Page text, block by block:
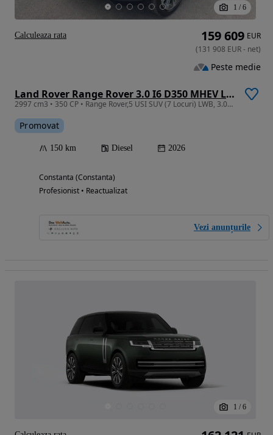
1 / 6
Land Rover Range Rover 3.0 I6 D350 MHEV LWB Autobiography
2997 cm3 • 350 CP • Range Rover,5 USI SUV (7 Locuri) LWB, 3.0D I6 350CP MHEV Autobiography
Promovat
150 km Diesel 2026
Constanta (Constanta)
Profesionist • Reactualizat
Vezi anunțurile
159 609 EUR
(131 908 EUR- net)
Peste medie
Calculeaza rata
1 / 6